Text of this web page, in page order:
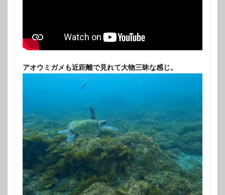
アオウミガメも近距離で見れて大物三昧な感じ。